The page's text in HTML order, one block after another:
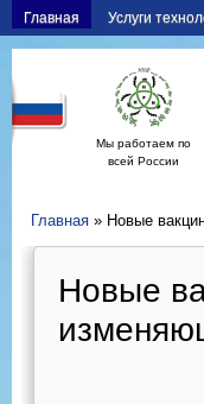
Главная Услуги
Мы работаем по
всей России
Главная » Новые
Новые